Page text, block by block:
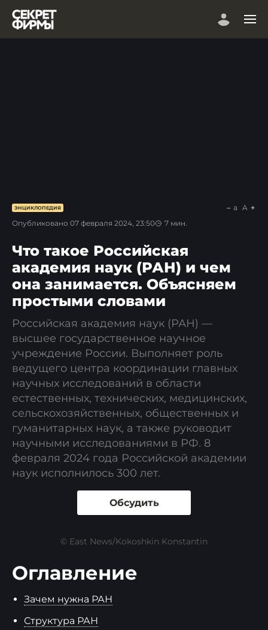
ЭНЦИКЛОПЕДИЯ
Опубликовано 07 февраля 2024, 23:50 7 мин.
a A
Что такое Российская
академия наук (РАН) и чем
она занимается. Объясняем
простыми словами
Российская академия наук (РАН) —
высшее государственное научное
учреждение России. Выполняет роль
ведущего центра координации главных
научных исследований в области
естественных, технических, медицинских,
сельскохозяйственных, общественных и
гуманитарных наук, а также руководит
научными исследованиями в РФ. 8
февраля 2024 года Российской академии
наук исполнилось 300 лет.
Обсудить
© East News/Kokoshkin Konstantin
Оглавление
Зачем нужна РАН
Структура РАН